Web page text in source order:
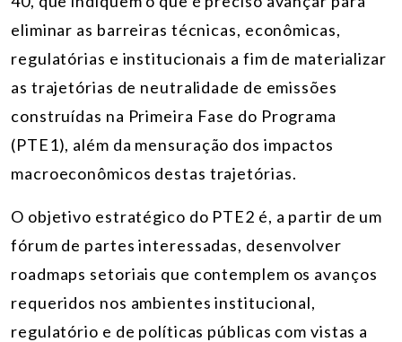
eliminar as barreiras técnicas, econômicas,
regulatórias e institucionais a fim de materializar
as trajetórias de neutralidade de emissões
construídas na Primeira Fase do Programa
(PTE1), além da mensuração dos impactos
macroeconômicos destas trajetórias.
O objetivo estratégico do PTE2 é, a partir de um
fórum de partes interessadas, desenvolver
roadmaps setoriais que contemplem os avanços
requeridos nos ambientes institucional,
regulatório e de políticas públicas com vistas a